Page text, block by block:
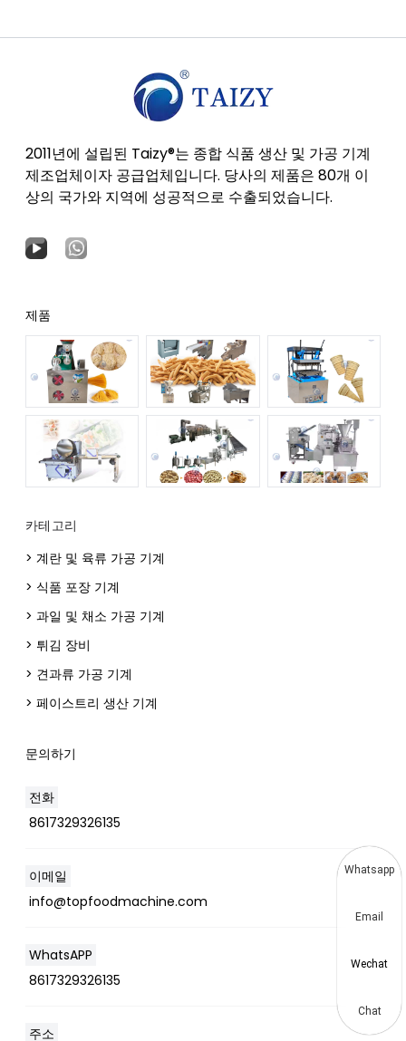
2011년에 설립된 Taizy®는 종합 식품 생산 및 가공 기계
제조업체이자 공급업체입니다. 당사의 제품은 80개 이
상의 국가와 지역에 성공적으로 수출되었습니다.
제품
카테고리
> 계란 및 육류 가공 기계
> 식품 포장 기계
> 과일 및 채소 가공 기계
> 튀김 장비
> 견과류 가공 기계
> 페이스트리 생산 기계
문의하기
전화
8617329326135
이메일
info@topfoodmachine.com
WhatsAPP
8617329326135
주소
Whatsapp
Email
Wechat
Chat